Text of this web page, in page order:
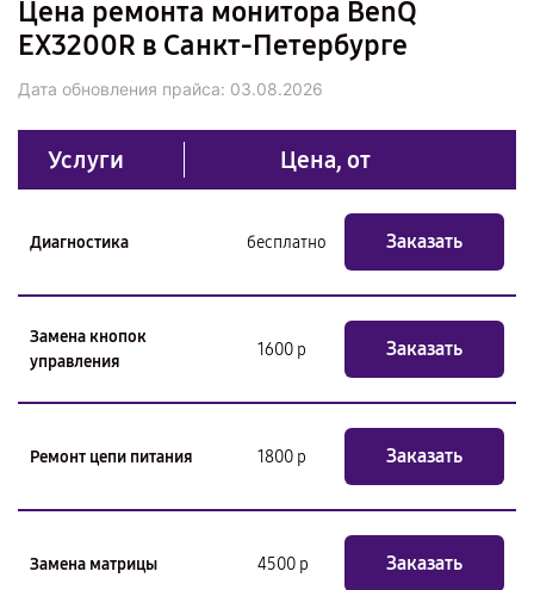
Цена ремонта монитора BenQ
EX3200R в Санкт-Петербурге
Дата обновления прайса: 03.08.2026
Услуги Цена, от
Диагностика бесплатно Заказать
Замена кнопок
управления
1600 р Заказать
Ремонт цепи питания 1800 р Заказать
Замена матрицы 4500 р Заказать